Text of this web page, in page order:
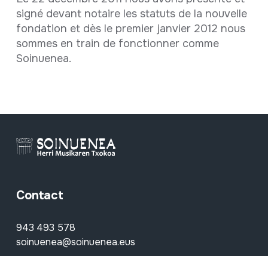
signé devant notaire les statuts de la nouvelle
fondation et dès le premier janvier 2012 nous
sommes en train de fonctionner comme
Soinuenea.
Contact
943 493 578
soinuenea@soinuenea.eus